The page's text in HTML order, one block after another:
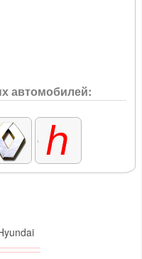
автомобилей: